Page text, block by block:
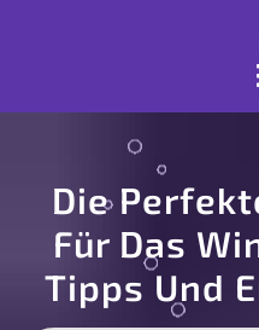
Die
Für Das
Tipps Und